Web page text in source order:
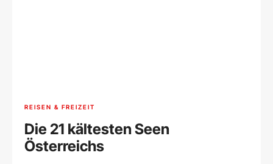
REISEN & FREIZEIT
Die 21 kältesten Seen
Österreichs